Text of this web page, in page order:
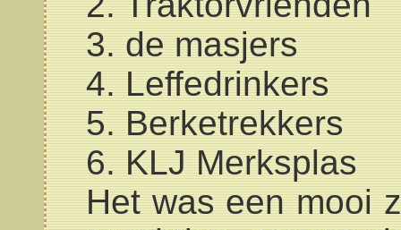
3. de masjers
4. Leffedrinkers
5. Berketrekkers
6. KLJ Merksplas
Het was een mooi